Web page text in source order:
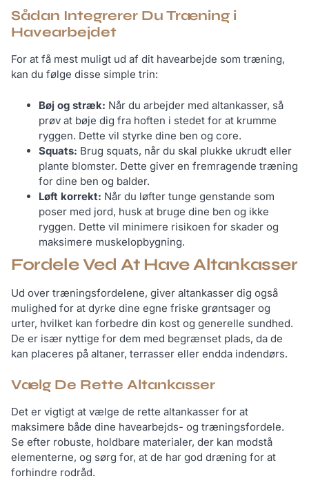
Sådan Integrerer Du Træning i
Havearbejdet
For at få mest muligt ud af dit havearbejde som træning,
kan du følge disse simple trin:
Bøj og stræk: Når du arbejder med altankasser, så
prøv at bøje dig fra hoften i stedet for at krumme
ryggen. Dette vil styrke dine ben og core.
Squats: Brug squats, når du skal plukke ukrudt eller
plante blomster. Dette giver en fremragende træning
for dine ben og balder.
Løft korrekt: Når du løfter tunge genstande som
poser med jord, husk at bruge dine ben og ikke
ryggen. Dette vil minimere risikoen for skader og
maksimere muskelopbygning.
Fordele Ved At Have Altankasser
Ud over træningsfordelene, giver altankasser dig også
mulighed for at dyrke dine egne friske grøntsager og
urter, hvilket kan forbedre din kost og generelle sundhed.
De er især nyttige for dem med begrænset plads, da de
kan placeres på altaner, terrasser eller endda indendørs.
Vælg De Rette Altankasser
Det er vigtigt at vælge de rette altankasser for at
maksimere både dine havearbejds- og træningsfordele.
Se efter robuste, holdbare materialer, der kan modstå
elementerne, og sørg for, at de har god dræning for at
forhindre rodråd.